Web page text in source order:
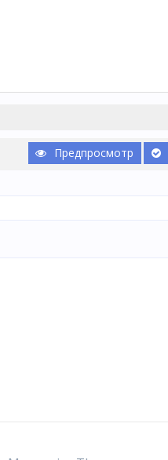
Предпросмотр